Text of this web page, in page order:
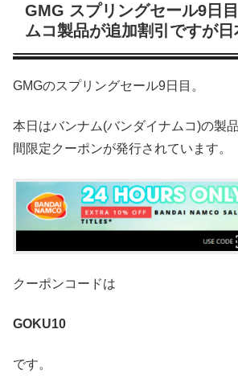
GMG スプリングセール9日
ムコ製品が追加割引ですが
GMGのスプリングセール9日目。
本日はバンナム(バンダイナムコ)の製
間限定クーポンが発行されています。
クーポンコードは
GOKU10
です。